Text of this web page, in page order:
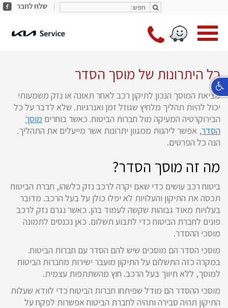
חפש:
חפש:
share
*9787
כל היתרונות של מוסך הסדר
מציאת המוסך הנכון לתיקון רכב לאחר תאונה או נזק משמעותי
יכול להיות תהליך מלחיץ שגוזל זמן ואנרגיות. שלא לדבר על כל
הבירוקרטיה המעיקה מול חברות הביטוח. כאשר בוחרים מוסך
הסדר, אפשר ליהנות ממגוון יתרונות אשר מייעלים את התהליך.
הנה כל הפרטים.
מה זה מוסך הסדר?
ביטוח רכב עושים כדי שאם יקרה לרכב נזק כלשהו, חברת הביטוח
תכסה את התיקון והעלויות לא יפלו כולן על בעל הרכב. מדובר
בעלויות מאוד גבוהות שקשה לעמוד בהן. כאשר נגרם נזק לרכב
פונים לחברת הביטוח כדי לתבוע תשלום. כאן נכנסים לתמונה
מוסכי ההסדר.
מוסכי הסדר הם מוסכים שיש להם הסדר עם חברות הביטוח.
במקרה כזה התשלום על התיקון מועבר ישירות מחברות הביטוח
למוסך, ללא תיווך בעל הרכב. חוץ מהשתתפות עצמית.
מוסכי ההסדר הם מודל שפיתחו חברות הביטוח כדי לוודא שעלות
התיקון תהיה סבירה ותהיה לחברת הביטוח אפשרות לפקח על